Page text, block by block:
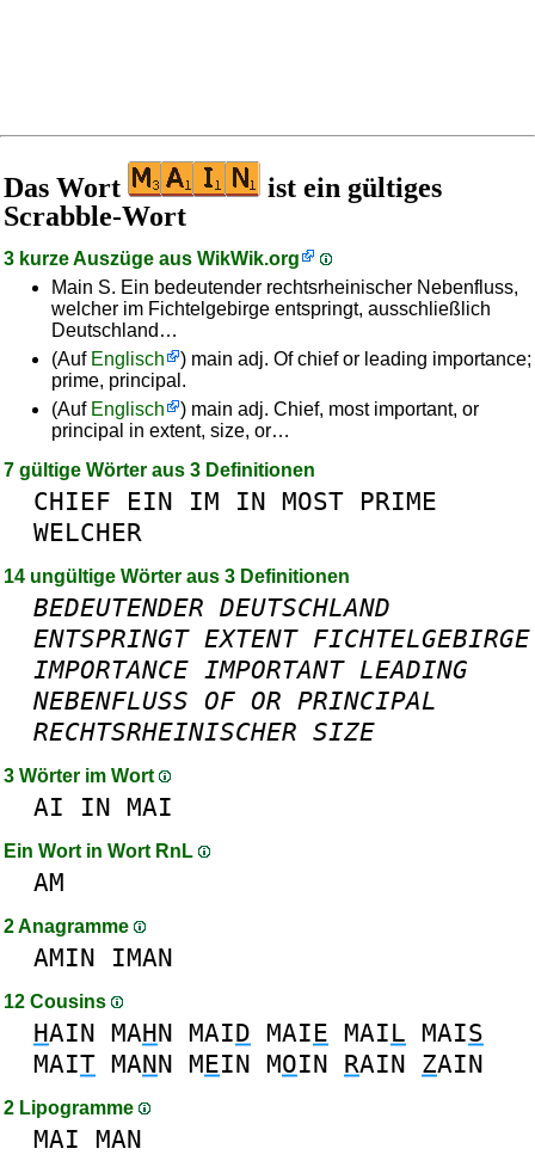
Das Wort
ist ein gültiges
Scrabble-Wort
3 kurze Auszüge aus WikWik.org
Main S. Ein bedeutender rechtsrheinischer Nebenfluss,
welcher im Fichtelgebirge entspringt, ausschließlich
Deutschland…
(Auf Englisch
) main adj. Of chief or leading importance;
prime, principal.
(Auf Englisch
) main adj. Chief, most important, or
principal in extent, size, or…
7 gültige Wörter aus 3 Definitionen
CHIEF EIN IM IN MOST PRIME
WELCHER
14 ungültige Wörter aus 3 Definitionen
BEDEUTENDER DEUTSCHLAND
ENTSPRINGT EXTENT FICHTELGEBIRGE
IMPORTANCE IMPORTANT LEADING
NEBENFLUSS OF OR PRINCIPAL
RECHTSRHEINISCHER SIZE
3 Wörter im Wort
AI IN MAI
Ein Wort in Wort RnL
AM
2 Anagramme
AMIN IMAN
12 Cousins
HAIN MAHN MAID MAIE MAIL MAIS
MAIT MANN MEIN MOIN RAIN ZAIN
2 Lipogramme
MAI MAN